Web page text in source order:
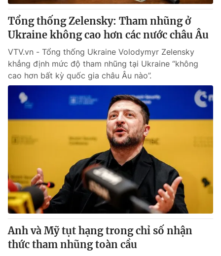
Tổng thống Zelensky: Tham nhũng ở
Ukraine không cao hơn các nước châu Âu
VTV.vn - Tổng thống Ukraine Volodymyr Zelensky
khẳng định mức độ tham nhũng tại Ukraine “không
cao hơn bất kỳ quốc gia châu Âu nào”.
Anh và Mỹ tụt hạng trong chỉ số nhận
thức tham nhũng toàn cầu